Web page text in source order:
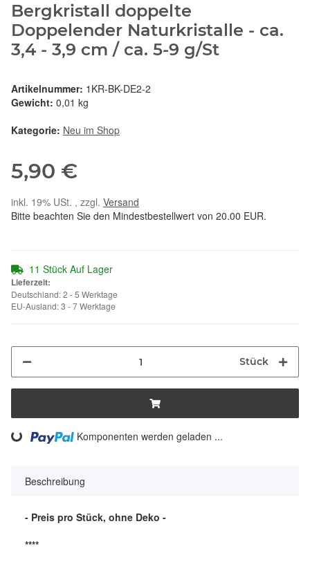
Bergkristall doppelte
Doppelender Naturkristalle - ca.
3,4 - 3,9 cm / ca. 5-9 g/St
Artikelnummer: 1KR-BK-DE2-2
Gewicht: 0,01 kg
Kategorie: Neu im Shop
5,90 €
inkl. 19% USt. , zzgl. Versand
Bitte beachten Sie den Mindestbestellwert von 20.00 EUR.
11 Stück Auf Lager
Lieferzeit:
Deutschland: 2 - 5 Werktage
EU-Ausland: 3 - 7 Werktage
Stück
Loading... Komponenten werden geladen ...
Beschreibung
- Preis pro Stück, ohne Deko -
****